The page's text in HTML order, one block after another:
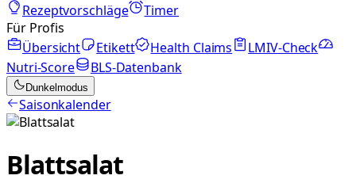
Rezeptvorschläge
Timer
Für Profis
Übersicht
Etikett Health Claims
LMIV-Check
Nutri-Score
BLS-Datenbank
Dunkelmodus
Saisonkalender
Blattsalat